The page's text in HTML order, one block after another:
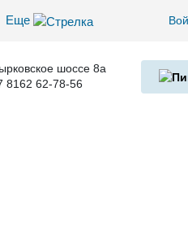
Еще
шоссе 8а
8162 62-78-56